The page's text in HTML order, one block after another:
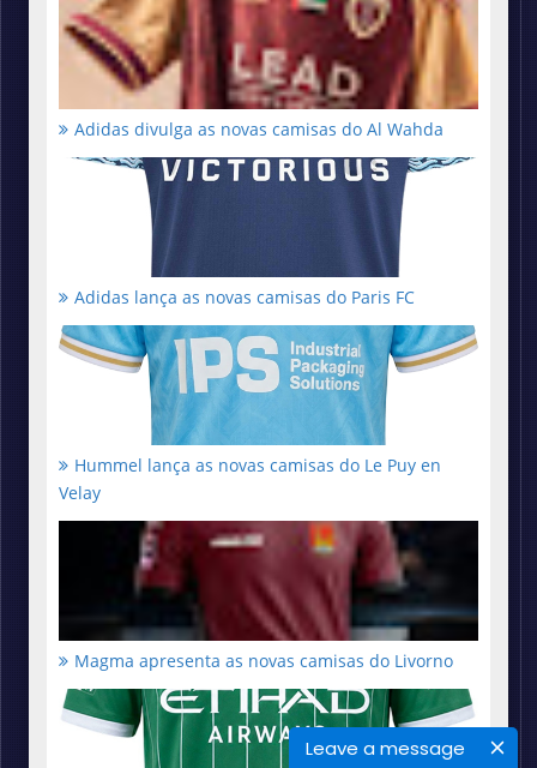
Leave a message
Adidas divulga as novas camisas do Al Wahda
Adidas lança as novas camisas do Paris FC
Hummel lança as novas camisas do Le Puy en
Velay
Magma apresenta as novas camisas do Livorno